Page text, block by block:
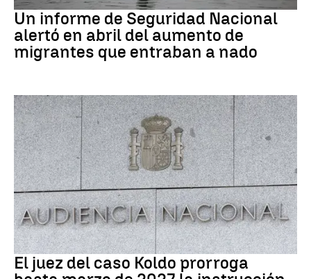
Un informe de Seguridad Nacional
alertó en abril del aumento de
migrantes que entraban a nado
Caso Koldo
El juez del caso Koldo prorroga